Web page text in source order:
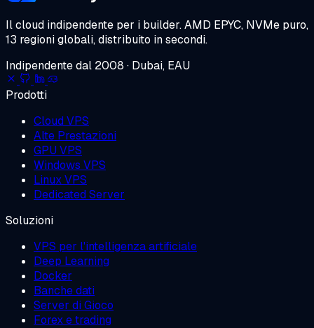
Il cloud indipendente per i builder.AMD EPYC, NVMe puro,
13 regioni globali, distribuito in secondi.
Indipendente dal 2008 · Dubai, EAU
Prodotti
Cloud VPS
Alte Prestazioni
GPU VPS
Windows VPS
Linux VPS
Dedicated Server
Soluzioni
VPS per l'intelligenza artificiale
Deep Learning
Docker
Banche dati
Server di Gioco
Forex e trading